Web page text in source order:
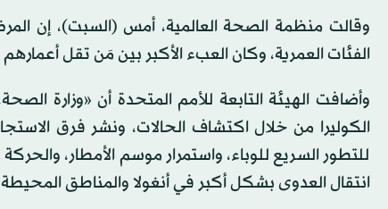
الفئات العمرية، وكان العبء الأكبر بين مَن تقل أعمارهم عن 20
وأضافت الهيئة التابعة للأمم المتحدة أن «وزارة
الكوليرا من خلال اكتشاف الحالات، ونشر فرق
للتطور السريع للوباء، واستمرار موسم الأمطار،
انتقال العدوى بشكل أكبر في أنغولا والمناطق